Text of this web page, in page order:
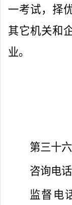
一考试，择
其它机关和
业。
第三十
咨询电话
监督电